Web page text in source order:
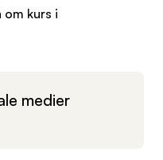
kurs i
medier